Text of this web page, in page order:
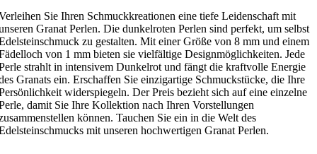
Sie Ihren Schmuckkreationen eine tiefe Leidenschaft mit
Granat Perlen. Die dunkelroten Perlen sind perfekt, um selbst
zu gestalten. Mit einer Größe von 8 mm und einem
von 1 mm bieten sie vielfältige Designmöglichkeiten. Jede
strahlt in intensivem Dunkelrot und fängt die kraftvolle Energie
Granats ein. Erschaffen Sie einzigartige Schmuckstücke, die Ihre
widerspiegeln. Der Preis bezieht sich auf eine einzelne
damit Sie Ihre Kollektion nach Ihren Vorstellungen
können. Tauchen Sie ein in die Welt des
mit unseren hochwertigen Granat Perlen.